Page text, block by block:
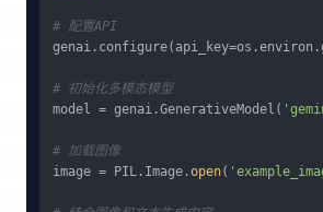
# 配置API
# 初始化多模态模型
model = genai.GenerativeModel(
# 加载图像
image = PIL.Image.open(